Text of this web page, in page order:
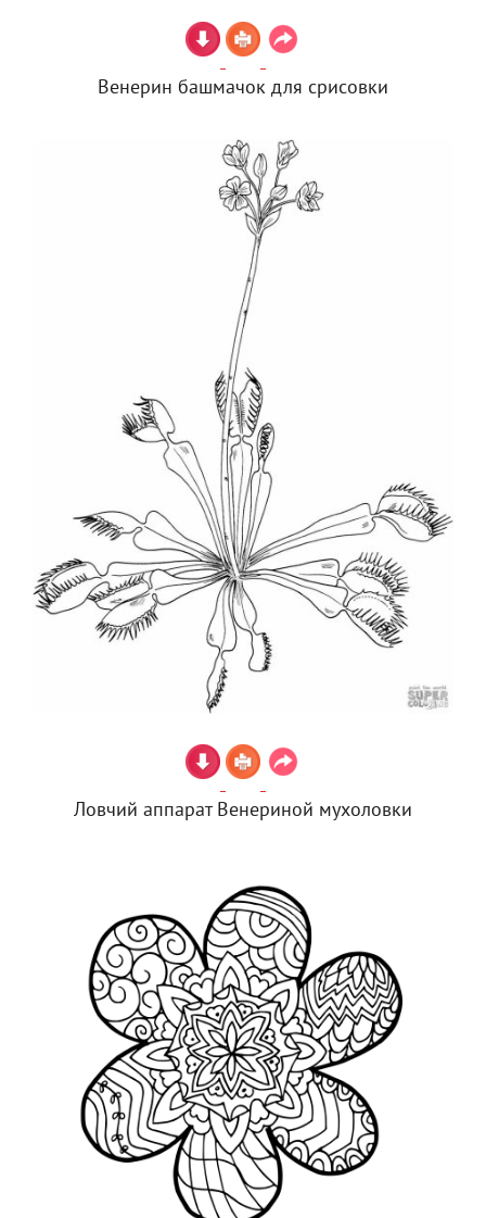
Венерин башмачок для срисовки
Ловчий аппарат Венериной мухоловки